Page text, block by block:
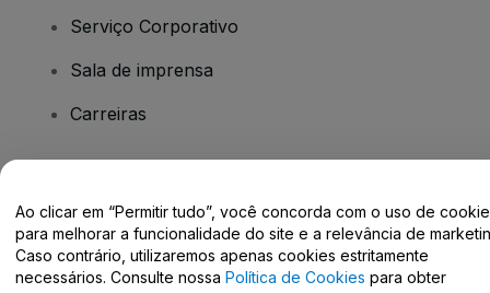
Serviço Corporativo
Sala de imprensa
Carreiras
Centro de Ajuda / Fale Conosco
Ao clicar em “Permitir tudo”, você concorda com o uso de
para melhorar a funcionalidade do site e a relevância de
Caso contrário, utilizaremos apenas cookies estritamente
necessários. Consulte nossa Política de Cookies para obter